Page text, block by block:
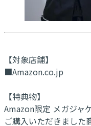
【対象店舗】
■Amazon.co.jp
【特典物】
Amazon限定 メガジ
ご購入いただきました